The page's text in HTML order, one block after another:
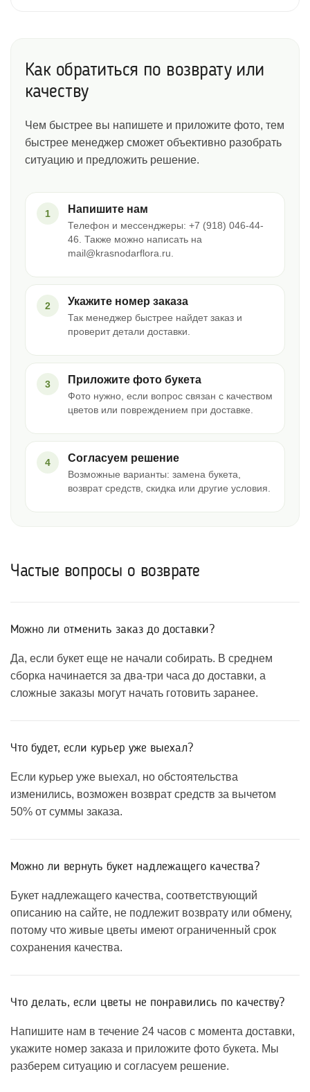
Как обратиться по возврату или
качеству
Чем быстрее вы напишете и приложите фото, тем
быстрее менеджер сможет объективно разобрать
ситуацию и предложить решение.
1 Напишите нам
Телефон и мессенджеры: +7 (918) 046-44-
46. Также можно написать на
mail@krasnodarflora.ru.
2 Укажите номер заказа
Так менеджер быстрее найдет заказ и
проверит детали доставки.
3 Приложите фото букета
Фото нужно, если вопрос связан с качеством
цветов или повреждением при доставке.
4 Согласуем решение
Возможные варианты: замена букета,
возврат средств, скидка или другие условия.
Частые вопросы о возврате
Можно ли отменить заказ до доставки?
Да, если букет еще не начали собирать. В среднем
сборка начинается за два-три часа до доставки, а
сложные заказы могут начать готовить заранее.
Что будет, если курьер уже выехал?
Если курьер уже выехал, но обстоятельства
изменились, возможен возврат средств за вычетом
50% от суммы заказа.
Можно ли вернуть букет надлежащего качества?
Букет надлежащего качества, соответствующий
описанию на сайте, не подлежит возврату или обмену,
потому что живые цветы имеют ограниченный срок
сохранения качества.
Что делать, если цветы не понравились по качеству?
Напишите нам в течение 24 часов с момента доставки,
укажите номер заказа и приложите фото букета. Мы
разберем ситуацию и согласуем решение.